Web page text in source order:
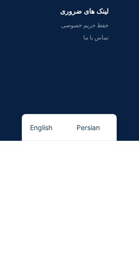
لینک های ضروری
حفظ حریم خصوصی
تماس با ما
Persian
English